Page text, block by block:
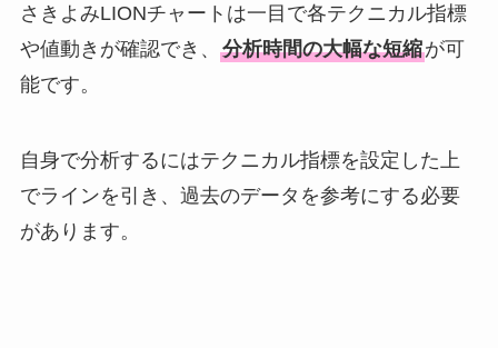
さきよみLIONチャートは一目で各テクニカル指標
や値動きが確認でき、 分析時間の大幅な短縮が可
能です。
自身で分析するにはテクニカル指標を設定した上
でラインを引き、過去のデータを参考にする必要
があります。